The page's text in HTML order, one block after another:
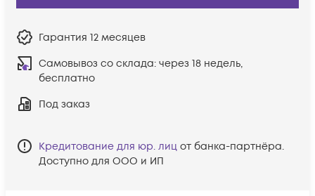
Гарантия 12 месяцев
Самовывоз со склада: через 18 недель,
бесплатно
Под заказ
Кредитование для юр. лиц от банка-партнёра.
Доступно для ООО и ИП